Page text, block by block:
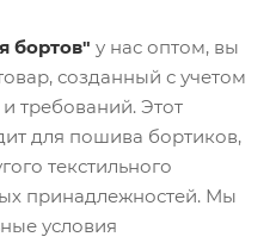
бортов" у нас оптом, вы
созданный с учетом
требований. Этот
для пошива бортиков,
текстильного
принадлежностей. Мы
условия